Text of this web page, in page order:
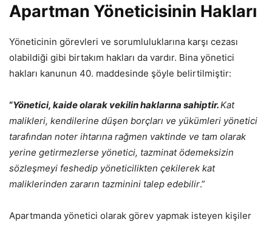
Apartman Yöneticisinin Hakları
Yöneticinin görevleri ve sorumluluklarına karşı cezası
olabildiği gibi birtakım hakları da vardır. Bina yönetici
hakları kanunun 40. maddesinde şöyle belirtilmiştir:
“Yönetici, kaide olarak vekilin haklarına sahiptir.Kat
malikleri, kendilerine düşen borçları ve yükümleri yönetici
tarafından noter ihtarına rağmen vaktinde ve tam olarak
yerine getirmezlerse yönetici, tazminat ödemeksizin
sözleşmeyi feshedip yöneticilikten çekilerek kat
maliklerinden zararın tazminini talep edebilir.”
Apartmanda yönetici olarak görev yapmak isteyen kişiler